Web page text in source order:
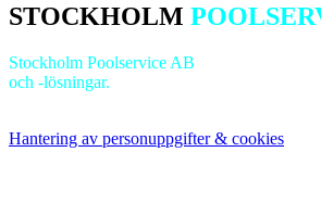
STOCKHOLM
Stockholm Poolservice AB
och -lösningar.
Hantering av personuppgifter & cookies